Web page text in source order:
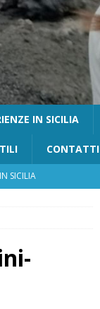
IN SICILIA
CONTATTI
SICILIA
arrivare,